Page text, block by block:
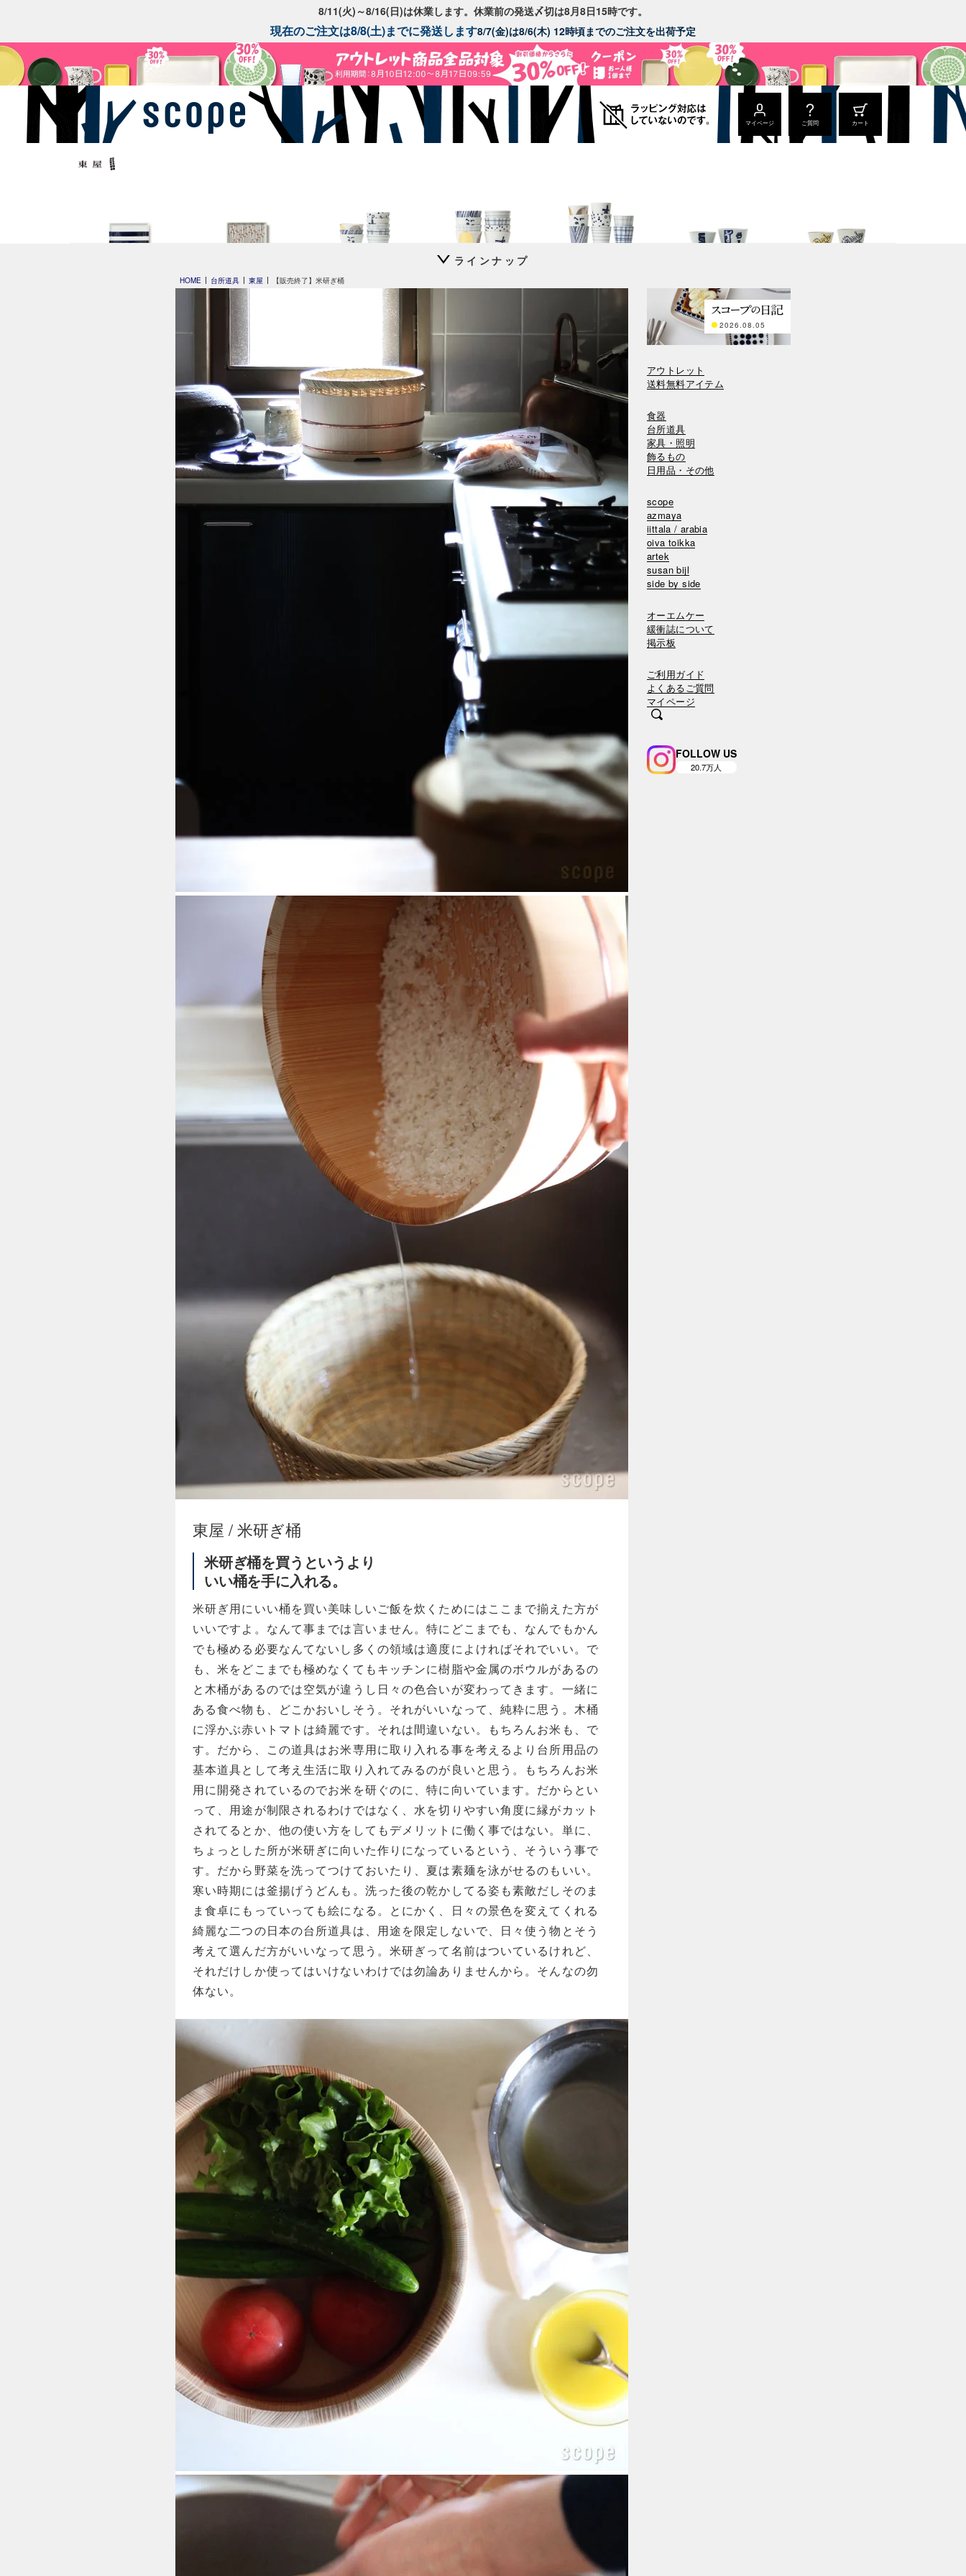
8/11(火)～8/16(日)は休業します。休業前の発送〆切は8月8日15時です。
現在のご注文は8/8(土)までに発送します8/7(金)は8/6(木) 12時頃までのご注文を出荷予定
マイページ ご質問 カート
干し柿・田田道・野道
長期欠品アイテム
以下のアイテムは入荷の目途が全く立たず長期欠品となっているアイテムです。
入荷予定に進捗がありましたらトップページやメルマガでお知らせいたします。
猿赤
伊賀
鉤
ラインナップ
HOME 台所道具 東屋 【販売終了】米研ぎ桶
東屋 / 米研ぎ桶
米研ぎ桶を買うというより
いい桶を手に入れる。
米研ぎ用にいい桶を買い美味しいご飯を炊くためにはここまで揃えた方が
いいですよ。なんて事までは言いません。特にどこまでも、なんでもかん
でも極める必要なんてないし多くの領域は適度によければそれでいい。で
も、米をどこまでも極めなくてもキッチンに樹脂や金属のボウルがあるの
と木桶があるのでは空気が違うし日々の色合いが変わってきます。一緒に
ある食べ物も、どこかおいしそう。それがいいなって、純粋に思う。木桶
に浮かぶ赤いトマトは綺麗です。それは間違いない。もちろんお米も、で
す。だから、この道具はお米専用に取り入れる事を考えるより台所用品の
基本道具として考え生活に取り入れてみるのが良いと思う。もちろんお米
用に開発されているのでお米を研ぐのに、特に向いています。だからとい
って、用途が制限されるわけではなく、水を切りやすい角度に縁がカット
されてるとか、他の使い方をしてもデメリットに働く事ではない。単に、
ちょっとした所が米研ぎに向いた作りになっているという、そういう事で
す。だから野菜を洗ってつけておいたり、夏は素麺を泳がせるのもいい。
寒い時期には釜揚げうどんも。洗った後の乾かしてる姿も素敵だしそのま
ま食卓にもっていっても絵になる。とにかく、日々の景色を変えてくれる
綺麗な二つの日本の台所道具は、用途を限定しないで、日々使う物とそう
考えて選んだ方がいいなって思う。米研ぎって名前はついているけれど、
それだけしか使ってはいけないわけでは勿論ありませんから。そんなの勿
体ない。
2026.08.05
アウトレット
送料無料アイテム
食器
台所道具
家具・照明
飾るもの
日用品・その他
scope
azmaya
iittala / arabia
oiva toikka
artek
susan bijl
side by side
オーエムケー
緩衝誌について
掲示板
ご利用ガイド
よくあるご質問
マイページ
FOLLOW US